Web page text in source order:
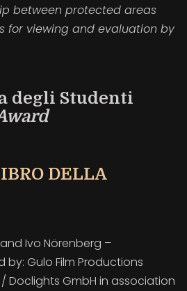
between protected areas
for viewing and evaluation by
degli Studenti
DELLA
Ivo Nörenberg –
Gulo Film Productions
Doclights GmbH in association